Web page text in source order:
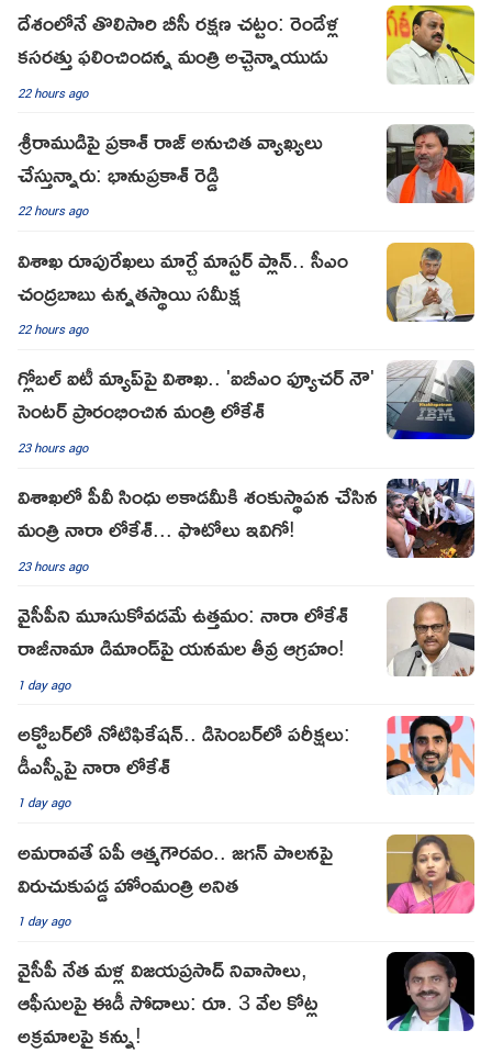
దేశంలోనే తొలిసారి బీసీ రక్షణ చట్టం: రెండేళ్ల
కసరత్తు ఫలించిందన్న మంత్రి అచ్చెన్నాయుడు
22 hours ago
శ్రీరాముడిపై ప్రకాశ్ రాజ్ అనుచిత వ్యాఖ్యలు
చేస్తున్నారు: భానుప్రకాశ్ రెడ్డి
22 hours ago
విశాఖ రూపురేఖలు మార్చే మాస్టర్ ప్లాన్.. సీఎం
చంద్రబాబు ఉన్నతస్థాయి సమీక్ష
22 hours ago
గ్లోబల్ ఐటీ మ్యాప్‌పై విశాఖ.. 'ఐబీఎం ఫ్యూచర్ నౌ'
సెంటర్ ప్రారంభించిన మంత్రి లోకేశ్
23 hours ago
విశాఖలో పీవీ సింధు అకాడమీకి శంకుస్థాపన చేసిన
మంత్రి నారా లోకేశ్... ఫొటోలు ఇవిగో!
23 hours ago
వైసీపీని మూసుకోవడమే ఉత్తమం: నారా లోకేశ్
రాజీనామా డిమాండ్‌పై యనమల తీవ్ర ఆగ్రహం!
1 day ago
అక్టోబర్‌లో నోటిఫికేషన్‌.. డిసెంబర్‌లో పరీక్షలు:
డీఎస్సీపై నారా లోకేశ్‌
1 day ago
అమరావతే ఏపీ ఆత్మగౌరవం.. జగన్ పాలనపై
విరుచుకుపడ్డ హోంమంత్రి అనిత
1 day ago
వైసీపీ నేత మళ్ల విజయప్రసాద్‌ నివాసాలు,
ఆఫీసులపై ఈడీ సోదాలు: రూ. 3 వేల కోట్ల
అక్రమాలపై కన్ను!